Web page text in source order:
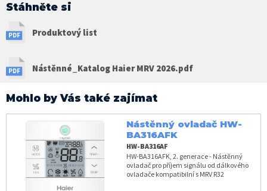
Stáhněte si
Produktový list
Nástěnné_Katalog Haier MRV 2026.pdf
Mohlo by Vás také zajímat
Nástěnný ovladač HW-
BA316AFK
HW-BA316AF
HW-BA316AFK, 2. generace - Nástěnný
ovladač pro příjem signálu od dálkového
ovladače kompatibilní s MRV R32